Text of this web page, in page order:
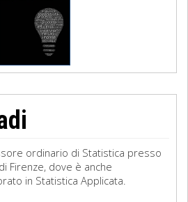
ordinario di Statistica presso
Firenze, dove è anche
in Statistica Applicata.